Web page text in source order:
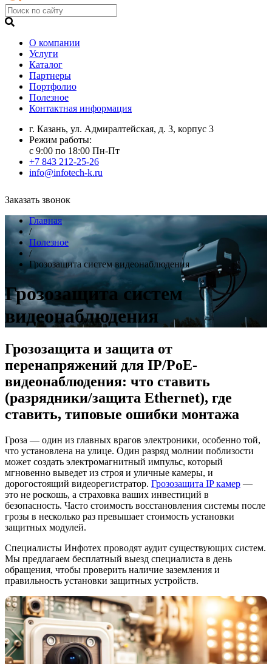
О компании
Услуги
Каталог
Партнеры
Портфолио
Полезное
Контактная информация
г. Казань, ул. Адмиралтейская, д. 3, корпус 3
Режим работы:
с 9:00 по 18:00 Пн-Пт
+7 843 212-25-26
info@infotech-k.ru
Заказать звонок
Главная
/
Полезное
/
Грозозащита систем видеонаблюдения
Грозозащита систем
видеонаблюдения
Грозозащита и защита от
перенапряжений для IP/PoE-
видеонаблюдения: что ставить
(разрядники/защита Ethernet), где
ставить, типовые ошибки монтажа
Гроза — один из главных врагов электроники, особенно той,
что установлена на улице. Один разряд молнии поблизости
может создать электромагнитный импульс, который
мгновенно выведет из строя и уличные камеры, и
дорогостоящий видеорегистратор. Грозозащита IP камер —
это не роскошь, а страховка ваших инвестиций в
безопасность. Часто стоимость восстановления системы после
грозы в несколько раз превышает стоимость установки
защитных модулей.
Специалисты Инфотех проводят аудит существующих систем.
Мы предлагаем бесплатный выезд специалиста в день
обращения, чтобы проверить наличие заземления и
правильность установки защитных устройств.